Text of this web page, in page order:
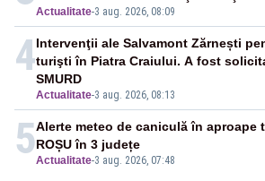
Actualitate-3 aug. 2026, 08:09
4
Actualitate-3 aug. 2026, 08:13
Intervenţii ale Salvamont Zărnești
turişti în Piatra Craiului. A fost
SMURD
5Actualitate-3 aug. 2026, 07:48
Alerte meteo de caniculă în aproape
ROȘU în 3 județe